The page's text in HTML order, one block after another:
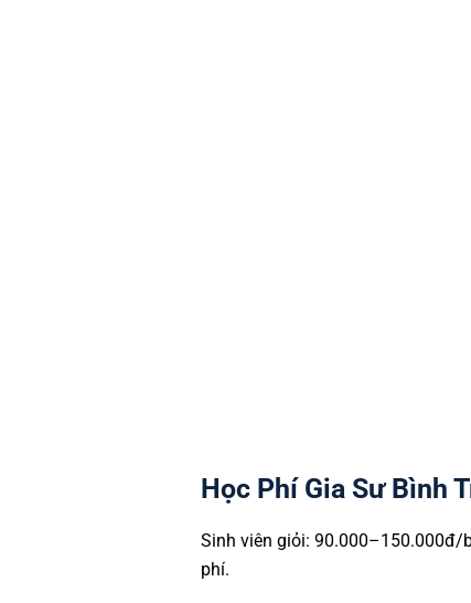
Học Phí Gia Sư Bình
Sinh viên giỏi: 90.000–150.000đ/
phí.